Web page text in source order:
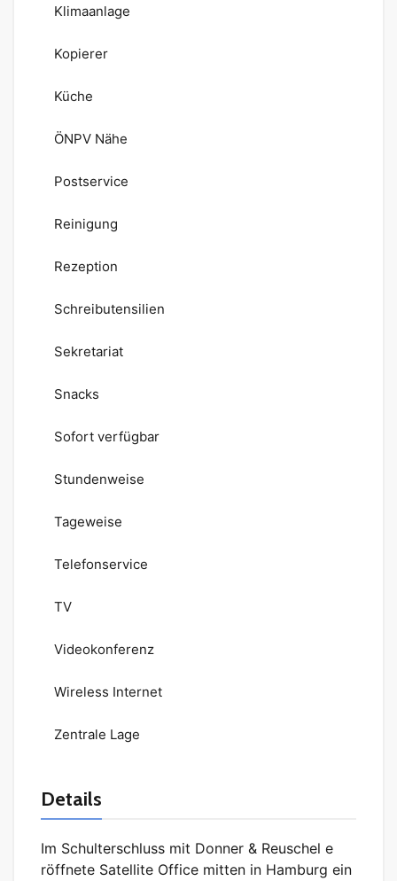
Klimaanlage
Kopierer
Küche
ÖNPV Nähe
Postservice
Reinigung
Rezeption
Schreibutensilien
Sekretariat
Snacks
Sofort verfügbar
Stundenweise
Tageweise
Telefonservice
TV
Videokonferenz
Wireless Internet
Zentrale Lage
Details
Im Schulterschluss mit Donner & Reuschel e
röffnete Satellite Office mitten in Hamburg ein